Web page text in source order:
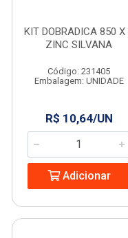
KIT DOBRADICA 850 X
ZINC SILVANA
Código: 231405
Embalagem: UNIDADE
R$ 10,64/UN
Adicionar